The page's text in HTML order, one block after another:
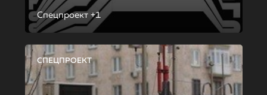
Спецпроект +1
СПЕЦПРОЕКТ